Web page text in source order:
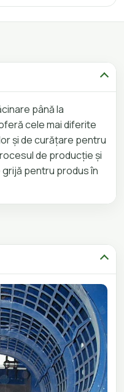
până la
cele mai diferite
și de curățare pentru
de producție și
pentru produs în